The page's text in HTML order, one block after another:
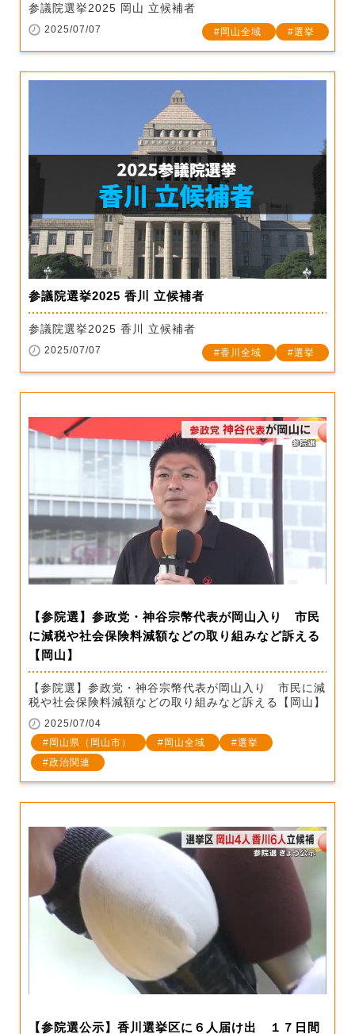
参議院選挙2025 岡山 立候補者
2025/07/07 岡山全域 選挙
参議院選挙2025 香川 立候補者
参議院選挙2025 香川 立候補者
2025/07/07 香川全域 選挙
【参院選】参政党・神谷宗幣代表が岡山入り 市民
に減税や社会保険料減額などの取り組みなど訴える
【岡山】
【参院選】参政党・神谷宗幣代表が岡山入り 市民に減
税や社会保険料減額などの取り組みなど訴える【岡山】
2025/07/04
岡山県（岡山市）
岡山全域
選挙
政治関連
【参院選公示】香川選挙区に６人届け出 １７日間